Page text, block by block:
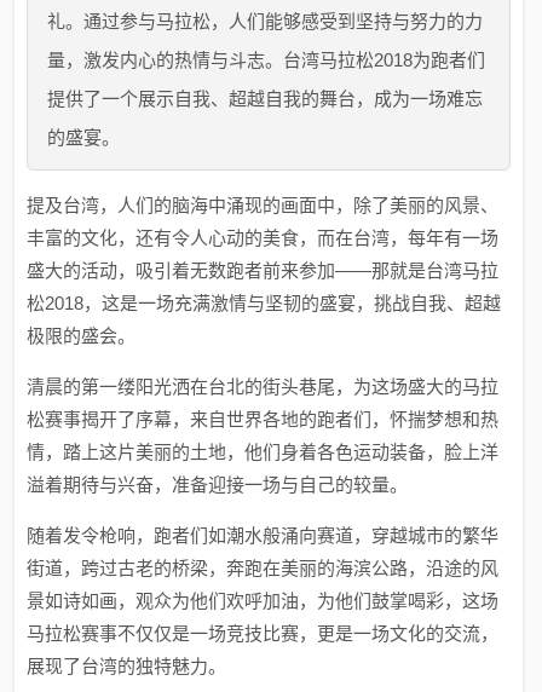
礼。通过参与马拉松，人们能够感受到坚持与努力的力
量，激发内心的热情与斗志。台湾马拉松2018为跑者们
提供了一个展示自我、超越自我的舞台，成为一场难忘
的盛宴。
提及台湾，人们的脑海中涌现的画面中，除了美丽的风景、
丰富的文化，还有令人心动的美食，而在台湾，每年有一场
盛大的活动，吸引着无数跑者前来参加——那就是台湾马拉
松2018，这是一场充满激情与坚韧的盛宴，挑战自我、超越
极限的盛会。
清晨的第一缕阳光洒在台北的街头巷尾，为这场盛大的马拉
松赛事揭开了序幕，来自世界各地的跑者们，怀揣梦想和热
情，踏上这片美丽的土地，他们身着各色运动装备，脸上洋
溢着期待与兴奋，准备迎接一场与自己的较量。
随着发令枪响，跑者们如潮水般涌向赛道，穿越城市的繁华
街道，跨过古老的桥梁，奔跑在美丽的海滨公路，沿途的风
景如诗如画，观众为他们欢呼加油，为他们鼓掌喝彩，这场
马拉松赛事不仅仅是一场竞技比赛，更是一场文化的交流，
展现了台湾的独特魅力。